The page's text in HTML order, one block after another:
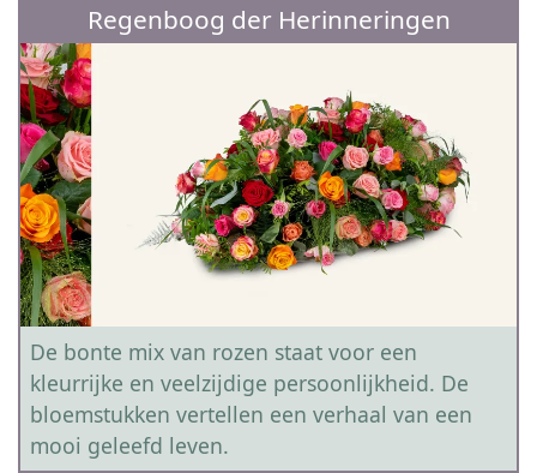
Regenboog der Herinneringen
De bonte mix van rozen staat voor een
kleurrijke en veelzijdige persoonlijkheid. De
bloemstukken vertellen een verhaal van een
mooi geleefd leven.